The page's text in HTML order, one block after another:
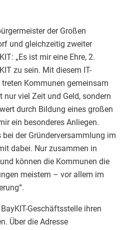
der Großen
und gleichzeitig zweiter
„Es ist mir eine Ehre, 2.
zu sein. Mit diesem IT-
Kommunen gemeinsam
nur viel Zeit und Geld, sondern
durch Bildung eines großen
ein besonderes Anliegen.
bei der Gründerversammlung im
dabei. Nur zusammen in
können die Kommunen die
meistern – vor allem im
Geschäftsstelle ihren
Über die Adresse